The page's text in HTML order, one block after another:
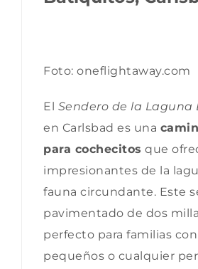
Foto: oneflightaway.com
El Sendero de la
en Carlsbad es una
para cochecitos que
impresionantes de la
fauna circundante. Este
pavimentado de dos
perfecto para familias
pequeños o cualquier